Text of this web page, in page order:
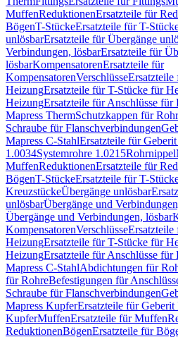
MuffenReduktionenErsatzteile für
BögenT-StückeErsatzteile für T-
unlösbarErsatzteile für Übergänge
Verbindungen, lösbarErsatzteile für
lösbarKompensatorenErsatzteile für
KompensatorenVerschlüsseErsatzteile
HeizungErsatzteile für T-Stücke für
HeizungErsatzteile für Anschlüsse für
Mapress ThermSchutzkappen für
Schraube für Flanschverbindungen
Mapress C-StahlErsatzteile für
1.0034Systemrohre 1.0215Rohrnippel
MuffenReduktionenErsatzteile für
BögenT-StückeErsatzteile für T-
KreuzstückeÜbergänge unlösbar
unlösbarÜbergänge und
Übergänge und Verbindungen, lösbar
KompensatorenVerschlüsseErsatzteile
HeizungErsatzteile für T-Stücke für
HeizungErsatzteile für Anschlüsse für
Mapress C-StahlAbdichtungen für
für RohreBefestigungen für
Schraube für Flanschverbindungen
Mapress KupferErsatzteile für Geberit
KupferMuffenErsatzteile für Muffen
ReduktionenBögenErsatzteile für